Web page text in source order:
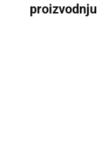
proizvodnju